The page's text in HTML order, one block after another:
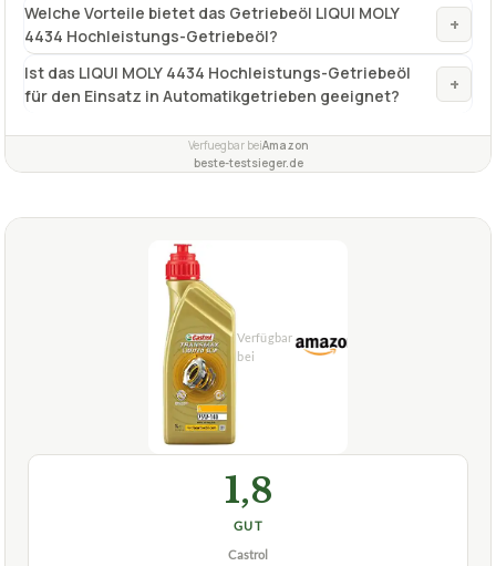
Welche Vorteile bietet das Getriebeöl LIQUI MOLY
4434 Hochleistungs-Getriebeöl?
+
Ist das LIQUI MOLY 4434 Hochleistungs-Getriebeöl
für den Einsatz in Automatikgetrieben geeignet?
+
Verfuegbar beiAmazon
beste-testsieger.de
1,8
GUT
Castrol